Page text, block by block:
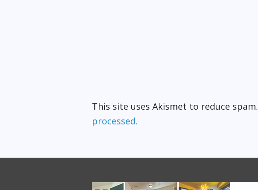
This site uses Akismet to reduce spam.
processed.